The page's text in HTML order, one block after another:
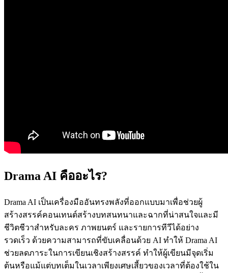
Drama AI คืออะไร?
Drama AI เป็นเครื่องมืออันทรงพลังที่ออกแบบมาเพื่อช่วยผู้
สร้างสรรค์คอนเทนต์สร้างบทสนทนาและฉากที่น่าสนใจและมี
ชีวิตชีวาสำหรับละคร ภาพยนตร์ และรายการทีวีได้อย่าง
รวดเร็ว ด้วยความสามารถที่ขับเคลื่อนด้วย AI ทำให้ Drama AI
ช่วยลดภาระในการเขียนเชิงสร้างสรรค์ ทำให้ผู้เขียนมีจุดเริ่ม
ต้นหรือแม้แต่บทเต็มในเวลาเพียงเศษเสี้ยวของเวลาที่ต้องใช้ใน